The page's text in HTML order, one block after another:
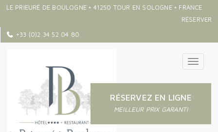
LE PRIEURÉ DE BOULOGNE • 41250 TOUR EN SOLOGNE • FRANCE
RÉSERVER
+33 (0)2 34 52 04 80
RÉSERVEZ EN LIGNE
MEILLEUR PRIX GARANTI
Toggle